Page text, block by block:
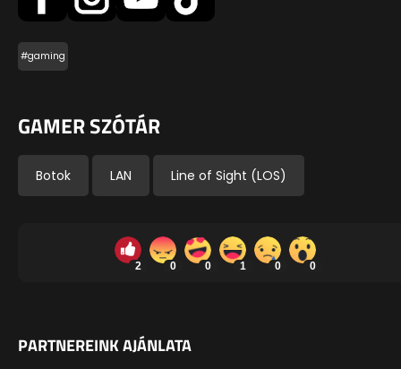
#gaming
GAMER SZÓTÁR
Botok LAN Line of Sight (LOS)
2 0 0 1 0 0
PARTNEREINK AJÁNLATA